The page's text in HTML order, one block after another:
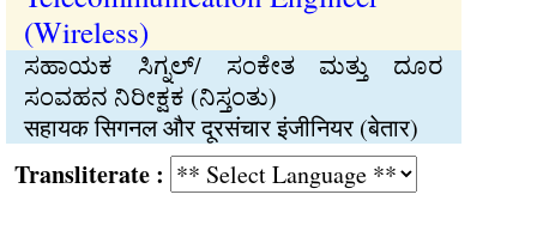
(Wireless)
ಸಹಾಯಕ ಸಿಗ್ನಲ್/ ಸಂಕೇತ ಮತ್ತು ದೂರ
ಸಂವಹನ ನಿರೀಕ್ಷಕ (ನಿಸ್ತಂತು)
सहायक सिगनल और दूरसंचार इंजीनियर (बेतार)
: